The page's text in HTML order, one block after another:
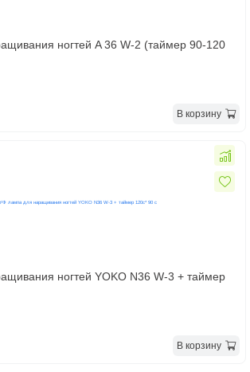
ногтей A 36 W-2 (таймер 90-120
В корзину
ногтей YOKO N36 W-3 + таймер
В корзину